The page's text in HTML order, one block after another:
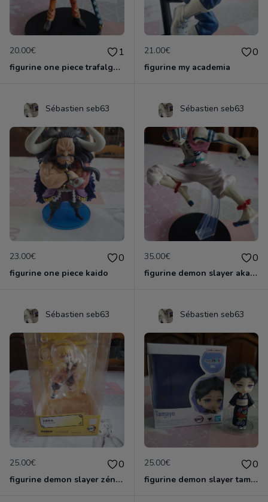
20.00€ 1
figurine one piece trafalga law officielle
21.00€ 0
figurine my academia
Sébastien seb63
23.00€ 0
figurine one piece kaido
Sébastien seb63
35.00€ 0
figurine demon slayer akaza officielle &ichiban
Sébastien seb63
25.00€ 0
figurine demon slayer zénith officielle
Sébastien seb63
25.00€ 0
figurine demon slayer tamayo